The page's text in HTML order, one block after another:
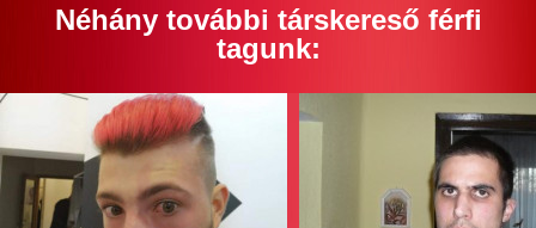
Néhány további társkereső férfi
tagunk: